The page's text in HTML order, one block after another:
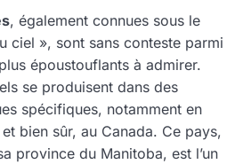
, également connues sous le
ciel », sont sans conteste parmi
époustouflants à admirer.
se produisent dans des
spécifiques, notamment en
bien sûr, au Canada. Ce pays,
province du Manitoba, est l’un